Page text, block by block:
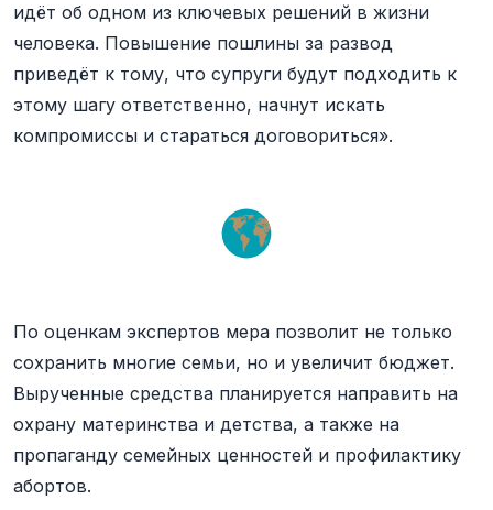
идёт об одном из ключевых решений в жизни
человека. Повышение пошлины за развод
приведёт к тому, что супруги будут подходить к
этому шагу ответственно, начнут искать
компромиссы и стараться договориться».
По оценкам экспертов мера позволит не только
сохранить многие семьи, но и увеличит бюджет.
Вырученные средства планируется направить на
охрану материнства и детства, а также на
пропаганду семейных ценностей и профилактику
абортов.